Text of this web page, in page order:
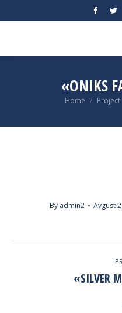
«ONIKS
You are here:
Home Project
By admin2 Avgust
NAVIGATION
«SILVER